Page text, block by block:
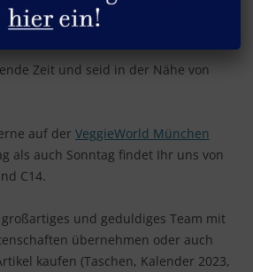
Zeit und seid in der Nähe von
auf der VeggieWorld München
als auch Sonntag findet Ihr uns von
C14.
und geduldiges Team mit
übernehmen oder auch
kaufen (Taschen, Kalender 2023,